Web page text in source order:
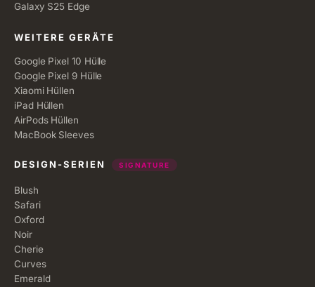
Galaxy S25 Edge
WEITERE GERÄTE
Google Pixel 10 Hülle
Google Pixel 9 Hülle
Xiaomi Hüllen
iPad Hüllen
AirPods Hüllen
MacBook Sleeves
DESIGN-SERIEN SIGNATURE
Blush
Safari
Oxford
Noir
Cherie
Curves
Emerald